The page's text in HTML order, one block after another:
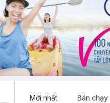
Mới nhất Bán chạy